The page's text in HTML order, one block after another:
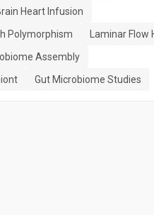
Heart Infusion
Polymorphism
Laminar Flow
Assembly
Gut Microbiome Studies